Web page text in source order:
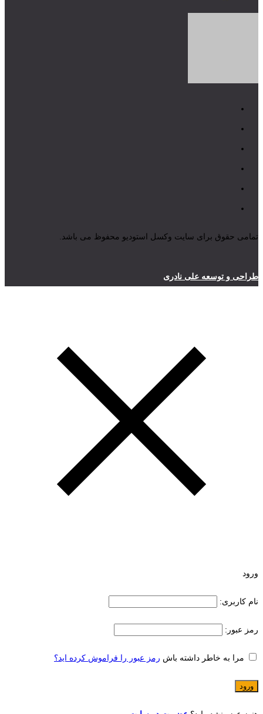
تمامی حقوق برای سایت وکسل استودیو محفوظ می باشد.
طراحی و توسعه علی نادری
ورود
نام کاربری:
رمز عبور:
مرا به خاطر داشته باش رمز عبور را فراموش کرده اید؟